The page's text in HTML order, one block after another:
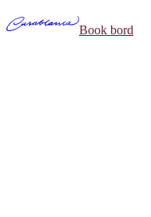
Book bord